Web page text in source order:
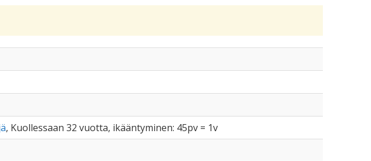
, Kuollessaan 32 vuotta, ikääntyminen: 45pv = 1v